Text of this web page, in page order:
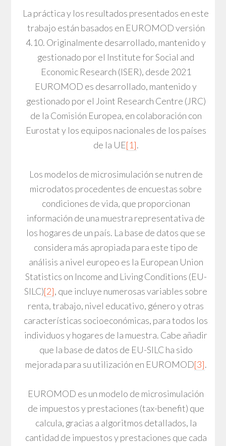
La práctica y los resultados presentados en este
trabajo están basados en EUROMOD versión
4.10. Originalmente desarrollado, mantenido y
gestionado por el Institute for Social and
Economic Research (ISER), desde 2021
EUROMOD es desarrollado, mantenido y
gestionado por el Joint Research Centre (JRC)
de la Comisión Europea, en colaboración con
Eurostat y los equipos nacionales de los países
de la UE[1].
Los modelos de microsimulación se nutren de
microdatos procedentes de encuestas sobre
condiciones de vida, que proporcionan
información de una muestra representativa de
los hogares de un país. La base de datos que se
considera más apropiada para este tipo de
análisis a nivel europeo es la European Union
Statistics on Income and Living Conditions (EU-
SILC)[2], que incluye numerosas variables sobre
renta, trabajo, nivel educativo, género y otras
características socioeconómicas, para todos los
individuos y hogares de la muestra. Cabe añadir
que la base de datos de EU-SILC ha sido
mejorada para su utilización en EUROMOD[3].
EUROMOD es un modelo de microsimulación
de impuestos y prestaciones (tax-benefit) que
calcula, gracias a algoritmos detallados, la
cantidad de impuestos y prestaciones que cada